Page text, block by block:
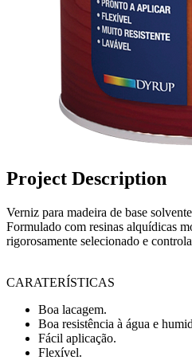
Project Description
Verniz para madeira de base
Formulado com resinas alquídicas
rigorosamente selecionado e
CARATERÍSTICAS
Boa lacagem.
Boa resistência à água e
Fácil aplicação.
Flexível.